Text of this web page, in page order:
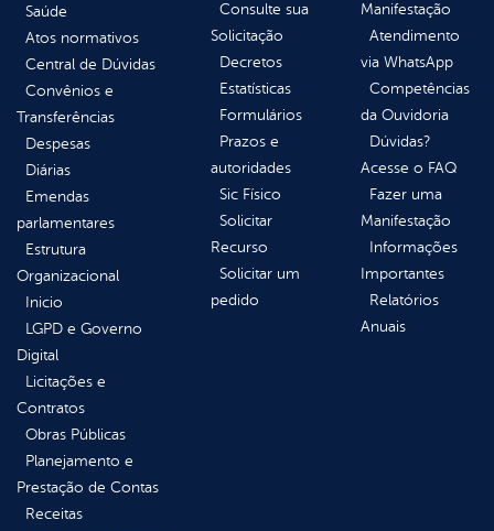
Saúde
Atos normativos
Central de Dúvidas
Convênios e
Transferências
Despesas
Diárias
Emendas
parlamentares
Estrutura
Organizacional
Inicio
LGPD e Governo
Digital
Licitações e
Contratos
Obras Públicas
Planejamento e
Prestação de Contas
Receitas
Consulte sua
Solicitação
Decretos
Estatísticas
Formulários
Prazos e
autoridades
Sic Físico
Solicitar
Recurso
Solicitar um
pedido
Manifestação
Atendimento
via WhatsApp
Competências
da Ouvidoria
Dúvidas?
Acesse o FAQ
Fazer uma
Manifestação
Informações
Importantes
Relatórios
Anuais